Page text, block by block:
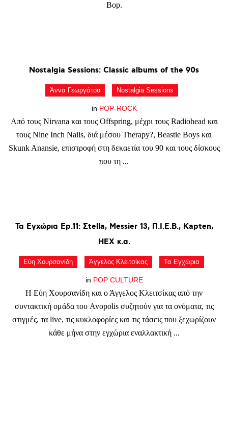
Bop.
Nostalgia Sessions: Classic albums of the 90s
Άννα Γεωργάτου Nostalgia Sessions
in POP-ROCK
Από τους Nirvana και τους Offspring, μέχρι τους Radiohead και
τους Nine Inch Nails, διά μέσου Therapy?, Beastie Boys και
Skunk Anansie, επιστροφή στη δεκαετία του 90 και τους δίσκους
που τη ...
Τα Εγχώρια Ep.11: Σtella, Messier 13, Π.Ι.Ε.Β., Kapten,
HEX κ.α.
Εύη Χουρσανίδη Άγγελος Κλειτσίκας Τα Εγχώρια
in POP CULTURE
Η Εύη Χουρσανίδη και ο Άγγελος Κλειτσίκας από την
συντακτική ομάδα του Avopolis συζητούν για τα ονόματα, τις
στιγμές, τα live, τις κυκλοφορίες και τις τάσεις που ξεχωρίζουν
κάθε μήνα στην εγχώρια εναλλακτική ...